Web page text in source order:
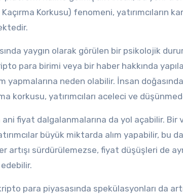
Korkusu) fenomeni, yatırımcıların
yaygın olarak görülen bir psikolojik
para birimi veya bir haber hakkında
yapmalarına neden olabilir. İnsan
korkusu, yatırımcıları aceleci ve
fiyat dalgalanmalarına da yol açabilir. Bir
büyük miktarda alım yapabilir, bu
artışı sürdürülemezse, fiyat düşüşleri de
para piyasasında spekülasyonları da